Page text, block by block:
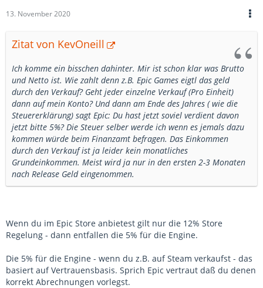
13. November 2020
Zitat von KevOneill
Ich komme ein bisschen dahinter. Mir ist schon klar was Brutto
und Netto ist. Wie zahlt denn z.B. Epic Games eigtl das geld
durch den Verkauf? Geht jeder einzelne Verkauf (Pro Einheit)
dann auf mein Konto? Und dann am Ende des Jahres ( wie die
Steuererklärung) sagt Epic: Du hast jetzt soviel verdient davon
jetzt bitte 5%? Die Steuer selber werde ich wenn es jemals dazu
kommen würde beim Finanzamt befragen. Das Einkommen
durch den Verkauf ist ja leider kein monatliches
Grundeinkommen. Meist wird ja nur in den ersten 2-3 Monaten
nach Release Geld eingenommen.
Wenn du im Epic Store anbietest gilt nur die 12% Store
Regelung - dann entfallen die 5% für die Engine.
Die 5% für die Engine - wenn du z.B. auf Steam verkaufst - das
basiert auf Vertrauensbasis. Sprich Epic vertraut daß du denen
korrekt Abrechnungen vorlegst.